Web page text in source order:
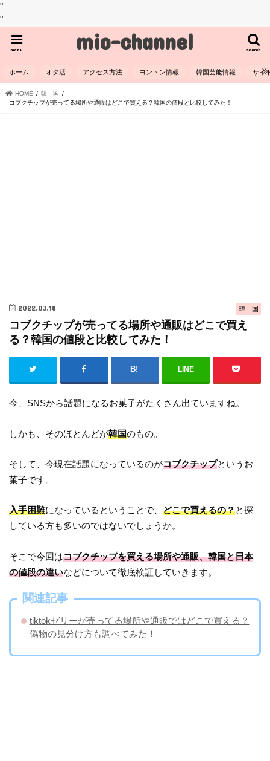
"
"
mio-channel search
menu
ホーム オタ活 アクセス方法 ヨントン情報 韓国芸能情報 サイ
HOME
韓 国
コブクチップが売ってる場所や通販はどこで買える？韓国の値段と比較してみた！
韓 国
2022.03.18
コブクチップが売ってる場所や通販はどこで買え
る？韓国の値段と比較してみた！
LINE
今、SNSから話題になるお菓子がたくさん出ていますね。
しかも、そのほとんどが韓国のもの。
そして、今現在話題になっているのがコブクチップというお
菓子です。
入手困難になっているということで、どこで買えるの？と探
している方も多いのではないでしょうか。
そこで今回はコブクチップを買える場所や通販、韓国と日本
の値段の違いなどについて徹底検証していきます。
関連記事
tiktokゼリーが売ってる場所や通販ではどこで買える？
偽物の見分け方も調べてみた！